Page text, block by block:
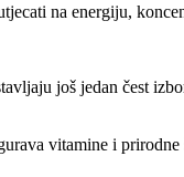
na energiju,
još jedan čest
vitamine i prirodne